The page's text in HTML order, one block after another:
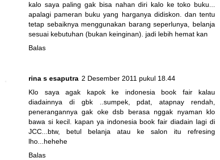
kalo saya paling gak bisa nahan diri kalo ke toko buku...
apalagi pameran buku yang harganya didiskon. dan tentu
tetap sebaiknya menggunakan barang seperlunya, belanja
sesuai kebutuhan (bukan keinginan). jadi lebih hemat kan
Balas
rina s esaputra 2 Desember 2011 pukul 18.44
Klo saya agak kapok ke indonesia book fair kalau
diadainnya di gbk ..sumpek, pdat, atapnay rendah,
penerangannya gak oke dsb berasa nggak nyaman klo
bawa si kecil. kapan ya indonesia book fair diadain lagi di
JCC...btw, betul belanja atau ke salon itu refresing
lho...hehehe
Balas